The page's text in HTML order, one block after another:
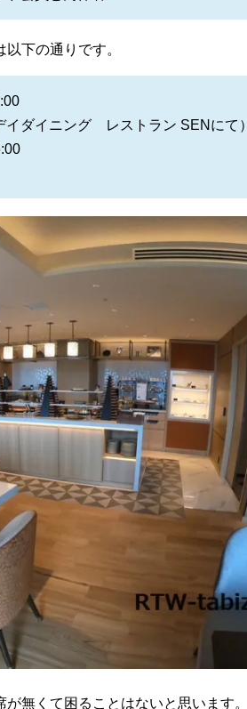
下の通りです。
ダイニング レストラン SENにて）
無くて困ることはないと思います。